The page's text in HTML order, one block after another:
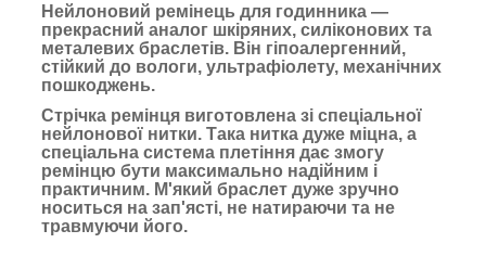
Нейлоновий ремінець для годинника —
прекрасний аналог шкіряних, силіконових та
металевих браслетів. Він гіпоалергенний,
стійкий до вологи, ультрафіолету, механічних
пошкоджень.
Стрічка ремінця виготовлена зі спеціальної
нейлонової нитки. Така нитка дуже міцна, а
спеціальна система плетіння дає змогу
ремінцю бути максимально надійним і
практичним. М'який браслет дуже зручно
носиться на зап'ясті, не натираючи та не
травмуючи його.